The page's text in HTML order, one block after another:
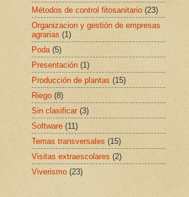
Métodos de control fitosanitario (23)
Organizacion y gestión de empresas
agrarias (1)
Poda (5)
Presentación (1)
Producción de plantas (15)
Riego (8)
Sin clasificar (3)
Software (11)
Temas transversales (15)
Visitas extraescolares (2)
Viverismo (23)